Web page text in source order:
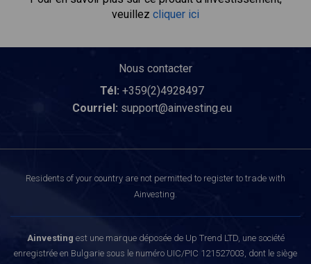
veuillez cliquer ici
Nous contacter
Tél: +359(2)4928497
Courriel: support@ainvesting.eu
Residents of your country are not permitted to register to trade with
Ainvesting.
Ainvesting est une marque déposée de Up Trend LTD, une société
enregistrée en Bulgarie sous le numéro UIC/PIC 121527003, dont le siège